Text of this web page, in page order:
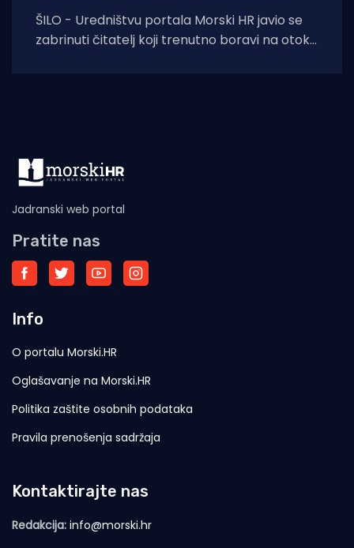
ŠILO - Uredništvu portala Morski HR javio se
zabrinuti čitatelj koji trenutno boravi na otoku
Jadranski web portal
Pratite nas
Info
O portalu Morski.HR
Oglašavanje na Morski.HR
Politika zaštite osobnih podataka
Pravila prenošenja sadržaja
Kontaktirajte nas
Redakcija: info@morski.hr